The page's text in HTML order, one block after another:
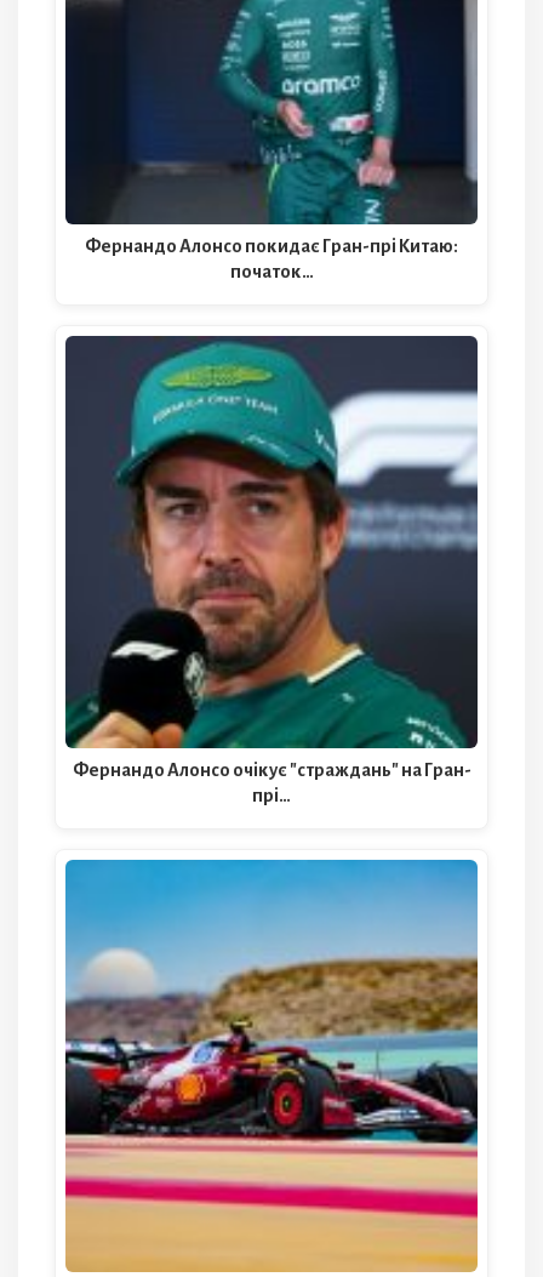
Фернандо Алонсо покидає Гран-прі Китаю:
початок…
Фернандо Алонсо очікує "страждань" на Гран-
прі…